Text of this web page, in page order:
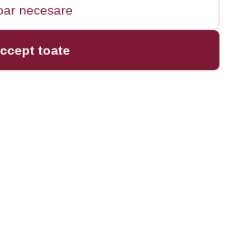
necesare
toate